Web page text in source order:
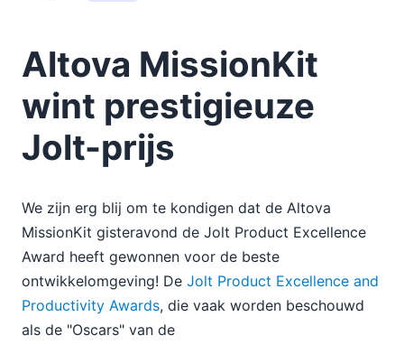
01
02
03
Altova Software versie 2009 SP1 beschikbaar
Softwarelicenties en cloudservices, binnen uw budget
Leer DiffDog een nieuwe truc
Altova MissionKit wint prestigieuze Jolt-prijs
Wat is er nieuw... voor mij?
Wat is er nieuw in MapForce 2009?
04
05
Altova MissionKit
wint prestigieuze
Jolt-prijs
We zijn erg blij om te kondigen dat de Altova
MissionKit gisteravond de Jolt Product Excellence
Award heeft gewonnen voor de beste
ontwikkelomgeving! De Jolt Product Excellence and
Productivity Awards, die vaak worden beschouwd
als de "Oscars" van de